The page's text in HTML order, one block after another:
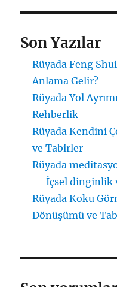
Son Yazılar
Rüyada Feng
Anlama Gelir?
Rüyada Yol
Rehberlik
Rüyada Kendini
ve Tabirler
Rüyada
— İçsel dinginlik
Rüyada Koku
Dönüşümü ve